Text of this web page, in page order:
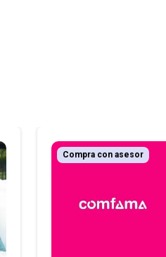
Compra con asesor